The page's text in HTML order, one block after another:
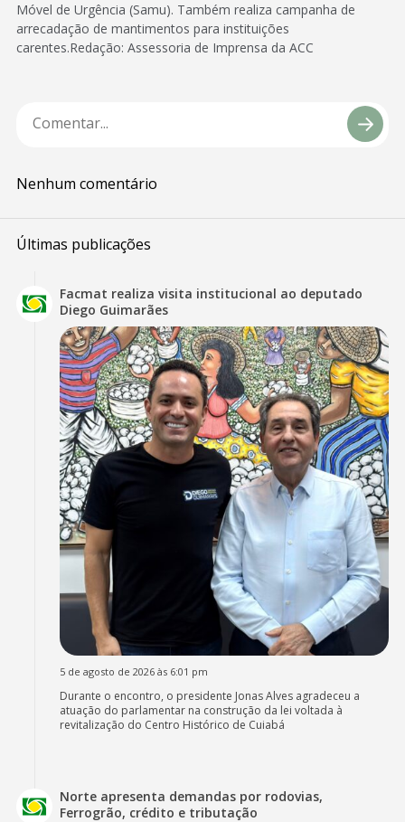
Móvel de Urgência (Samu). Também realiza campanha de
arrecadação de mantimentos para instituições
carentes.Redação: Assessoria de Imprensa da ACC
Nenhum comentário
Últimas publicações
Facmat realiza visita institucional ao deputado
Diego Guimarães
5 de agosto de 2026 às 6:01 pm
Durante o encontro, o presidente Jonas Alves agradeceu a
atuação do parlamentar na construção da lei voltada à
revitalização do Centro Histórico de Cuiabá
Norte apresenta demandas por rodovias,
Ferrogrão, crédito e tributação